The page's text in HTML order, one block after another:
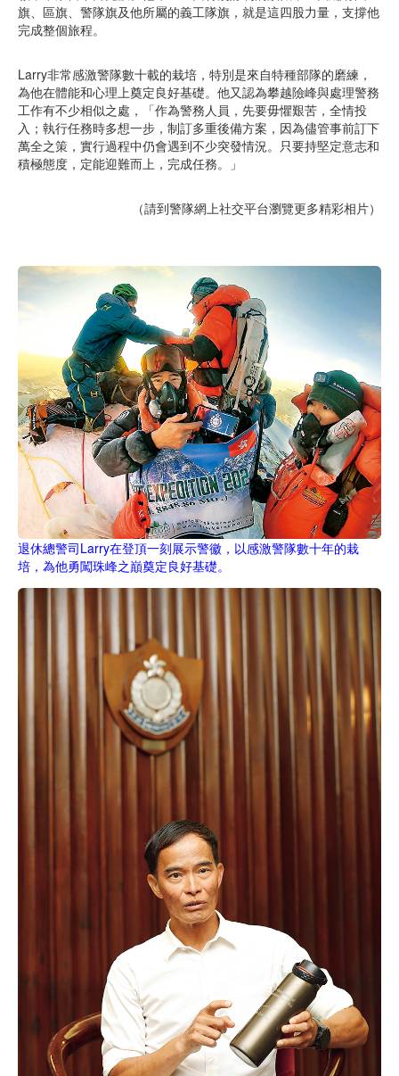
旗、區旗、警隊旗及他所屬的義工隊旗，就是這四股力量，支撐他
完成整個旅程。
Larry非常感激警隊數十載的栽培，特別是來自特種部隊的磨練，
為他在體能和心理上奠定良好基礎。他又認為攀越險峰與處理警務
工作有不少相似之處，「作為警務人員，先要毋懼艱苦，全情投
入；執行任務時多想一步，制訂多重後備方案，因為儘管事前訂下
萬全之策，實行過程中仍會遇到不少突發情況。只要持堅定意志和
積極態度，定能迎難而上，完成任務。」
（請到警隊網上社交平台瀏覽更多精彩相片）
退休總警司Larry在登頂一刻展示警徽，以感激警隊數十年的栽
培，為他勇闖珠峰之巔奠定良好基礎。